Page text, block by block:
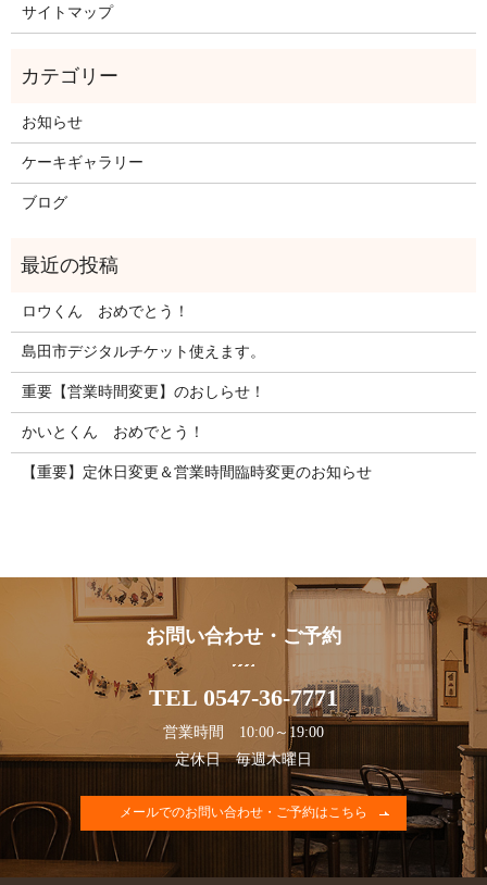
サイトマップ
お知らせ
ケーキギャラリー
ブログ
ロウくん おめでとう！
島田市デジタルチケット使えます。
重要【営業時間変更】のおしらせ！
かいとくん おめでとう！
【重要】定休日変更＆営業時間臨時変更のお知らせ
お問い合わせ・ご予約
TEL 0547-36-7771
営業時間 10:00～19:00
定休日 毎週木曜日
メールでのお問い合わせ・ご予約はこちら